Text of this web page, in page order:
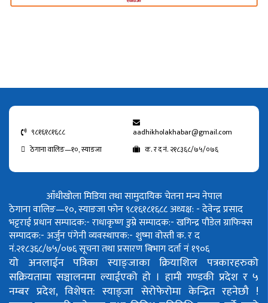
९८१६१८१६८८
aadhikholakhabar@gmail.com
ठेगाना वालिङ—१०, स्याङजा
क. र द नं. २१८३६८/७५/०७६
आँधीखोला मिडिया तथा सामुदायिक चेतना मन्च नेपाल
ठेगाना वालिङ—१०, स्याङजा फोन ९८१६१८१६८८अध्यक्ष: - देवेन्द्र प्रसाद
भट्टराईप्रधान सम्पादक:- राधाकृष्ण डुम्रेसम्पादक:- खगिन्द्र पौडेलग्राफिक्स
सम्पादक:- अर्जुन पंगेनीव्यवस्थापक:- शुष्मा वोस्तीक. र द
नं.२१८३६८/७५/०७६सूचना तथा प्रसारण बिभाग दर्ता नं १९०६
यो अनलाईन पत्रिका स्याङ्जाका क्रियाशिल पत्रकारहरुको
सक्रियतामा सञ्चालनमा ल्याईएको हो । हामी गण्डकी प्रदेश र ५
नम्बर प्रदेश, विशेषत: स्याङ्जा सेरोफेरोमा केन्द्रित रहनेछौ !